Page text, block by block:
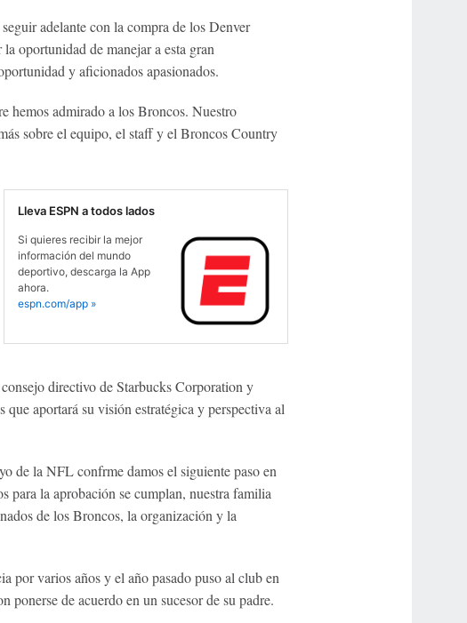
adelante con la compra de los Denver
oportunidad de manejar a esta gran
y aficionados apasionados.
hemos admirado a los Broncos. Nuestro
sobre el equipo, el staff y el Broncos Country
Lleva ESPN a todos lados
Si quieres recibir la mejor
información del mundo
deportivo, descarga la App
ahora.
espn.com/app »
directivo de Starbucks Corporation y
aportará su visión estratégica y perspectiva al
de la NFL confrme damos el siguiente paso en
para la aprobación se cumplan, nuestra familia
de los Broncos, la organización y la
por varios años y el año pasado puso al club en
de acuerdo en un sucesor de su padre.